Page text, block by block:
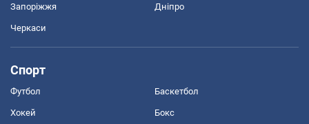
Запоріжжя Дніпро
Черкаси
Спорт
Футбол Баскетбол
Хокей Бокс